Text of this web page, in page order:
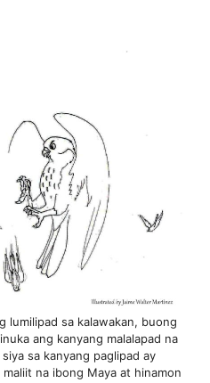
lumilipad sa kalawakan, buong
ang kanyang malalapad na
sa kanyang paglipad ay
na ibong Maya at hinamon